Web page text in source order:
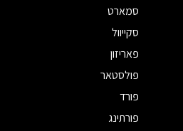
סמארט
סקייוול
פאריזון
פולסטאר
פורד
פורתינג